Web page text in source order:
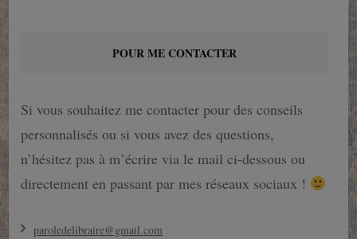
POUR ME CONTACTER
Si vous souhaitez me contacter pour des conseils
personnalisés ou si vous avez des questions,
n’hésitez pas à m’écrire via le mail ci-dessous ou
directement en passant par mes réseaux sociaux !
paroledelibraire@gmail.com